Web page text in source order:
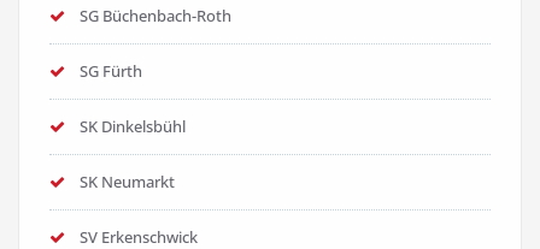
SG Büchenbach-Roth
SG Fürth
SK Dinkelsbühl
SK Neumarkt
SV Erkenschwick